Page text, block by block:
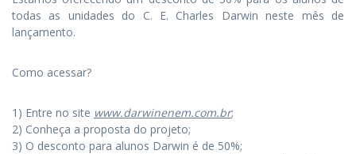
todas as unidades do C. E. Charles Darwin neste mês de
lançamento.
Como acessar?
1) Entre no site www.darwinenem.com.br;
2) Conheça a proposta do projeto;
3) O desconto para alunos Darwin é de 50%;